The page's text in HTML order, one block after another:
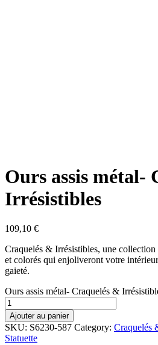
Ours assis métal-
Irrésistibles
109,10 €
Craquelés & Irrésistibles, une collection
et colorés qui enjoliveront votre
gaieté.
Ours assis métal- Craquelés &
Ajouter au panier
SKU: S6230-587 Category: Craquelés
Statuette